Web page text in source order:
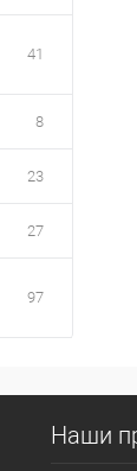
41
8
23
27
97
Наши